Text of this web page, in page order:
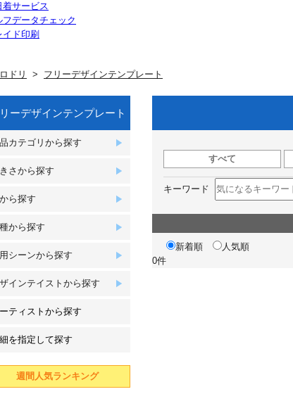
着サービス
フデータチェック
イド印刷
ドリ フリーデザインテンプレート
ーデザインテンプレート
カテゴリから探す
さから探す
ら探す
から探す
シーンから探す
インテイストから探す
ティストから探す
を指定して探す
週間人気ランキング
すべて
キーワード
新着順
人気順
0件